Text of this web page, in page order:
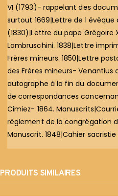
VI (1793)- rappelant des
surtout 1669|Lettre de l évêque
(1830)|Lettre du pape Grégoire
Lambruschini. 1838|Lettre
Frères mineurs. 1850|Lettre
des Frères mineurs- Venantius
autographe à la fin du
de correspondances
Cimiez- 1864.
règlement de la congrégation
Manuscrit. 1848|Cahier
PRODUITS SIMILAIRES